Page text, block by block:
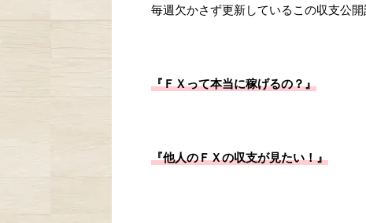
毎週欠かさず更新しているこの収支公開
『ＦＸって本当に稼げるの？』
『他人のＦＸの収支が見たい！』